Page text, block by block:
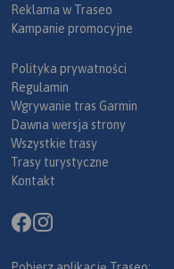
Reklama w Traseo
Kampanie promocyjne
Polityka prywatności
Regulamin
Wgrywanie tras Garmin
Dawna wersja strony
Wszystkie trasy
Trasy turystyczne
Kontakt